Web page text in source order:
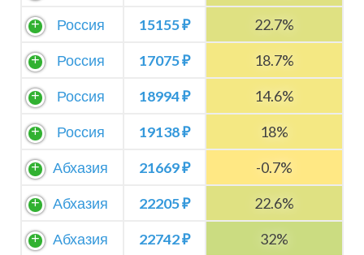
Россия
15155 ₽
22.7%
Россия
17075 ₽
18.7%
Россия
18994 ₽
14.6%
Россия
19138 ₽
18%
Абхазия
21669 ₽
-0.7%
Абхазия
22205 ₽
22.6%
Абхазия
22742 ₽
32%